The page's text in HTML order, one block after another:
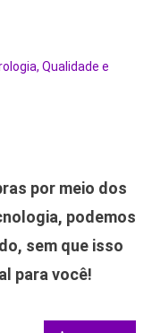
Qualidade e
por meio dos
podemos
sem que isso
para você!